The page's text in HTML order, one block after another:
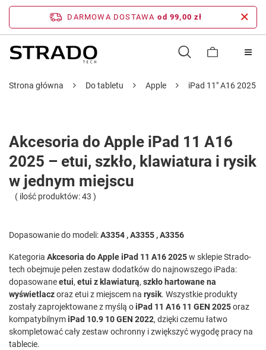
DARMOWA DOSTAWA od 99,00 zł
Strona główna Do tabletu Apple iPad 11" A16 2025
Akcesoria do Apple iPad 11 A16
2025 – etui, szkło, klawiatura i rysik
w jednym miejscu
( ilość produktów:43 )
Dopasowanie do modeli:A3354 , A3355 , A3356
Kategoria Akcesoria do Apple iPad 11 A16 2025w sklepie Strado-
tech obejmuje pełen zestaw dodatków do najnowszego iPada:
dopasowaneetui, etui z klawiaturą, szkło hartowane na
wyświetlaczoraz etui z miejscem na rysik. Wszystkie produkty
zostały zaprojektowane z myślą oiPad 11 A16 11 GEN 2025oraz
kompatybilnymiPad 10.9 10 GEN 2022, dzięki czemu łatwo
skompletować cały zestaw ochronny i zwiększyć wygodę pracy na
tablecie.